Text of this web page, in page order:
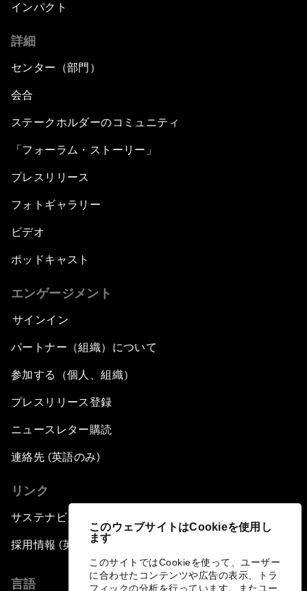
このウェブサイトはCookieを使用し
ます
このサイトではCookieを使って、ユーザー
に合わせたコンテンツや広告の表示、トラ
フィックの分析を行っています。またユー
インパクト
詳細
センター（部門）
会合
ステークホルダーのコミュニティ
「フォーラム・ストーリー」
プレスリリース
フォトギャラリー
ビデオ
ポッドキャスト
エンゲージメント
サインイン
パートナー（組織）について
参加する（個人、組織）
プレスリリース登録
ニュースレター購読
連絡先 (英語のみ)
リンク
サステナビリティへの取り組み
採用情報 (英語のみ)
言語